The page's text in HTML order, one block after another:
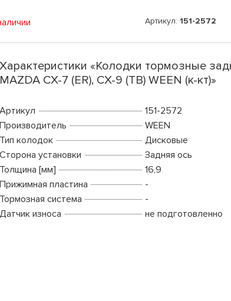
Артикул: 151-2572
Характеристики «Колодки тормозные
MAZDA CX-7 (ER), CX-9 (TB) WEEN (к-кт)»
Артикул
151-2572
Производитель
WEEN
Тип колодок
Дисковые
Сторона установки
Задняя ось
Толщина [мм]
16,9
Прижимная пластина
-
Тормозная система
-
Датчик износа
не подготовленно